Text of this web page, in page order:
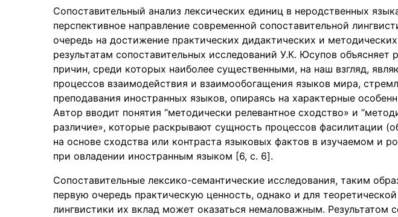
Сопоставительный анализ лексических единиц в неродственных
перспективное направление современной сопоставительной
очередь на достижение практических дидактических и
результатам сопоставительных исследований У.К. Юсупов объясняет
причин, среди которых наиболее существенными, на наш взгляд,
процессов взаимодействия и взаимообогащения языков мира,
преподавания иностранных языков, опираясь на характерные
Автор вводит понятия “методически релевантное сходство» и
различие», которые раскрывают сущность процессов фасилитации
на основе сходства или контраста языковых фактов в изучаемом и
при овладении иностранным языком [6, c. 6].
Сопоставительные лексико-семантические исследования, таким
первую очередь практическую ценность, однако и для
лингвистики их вклад может оказаться немаловажным. Результатом